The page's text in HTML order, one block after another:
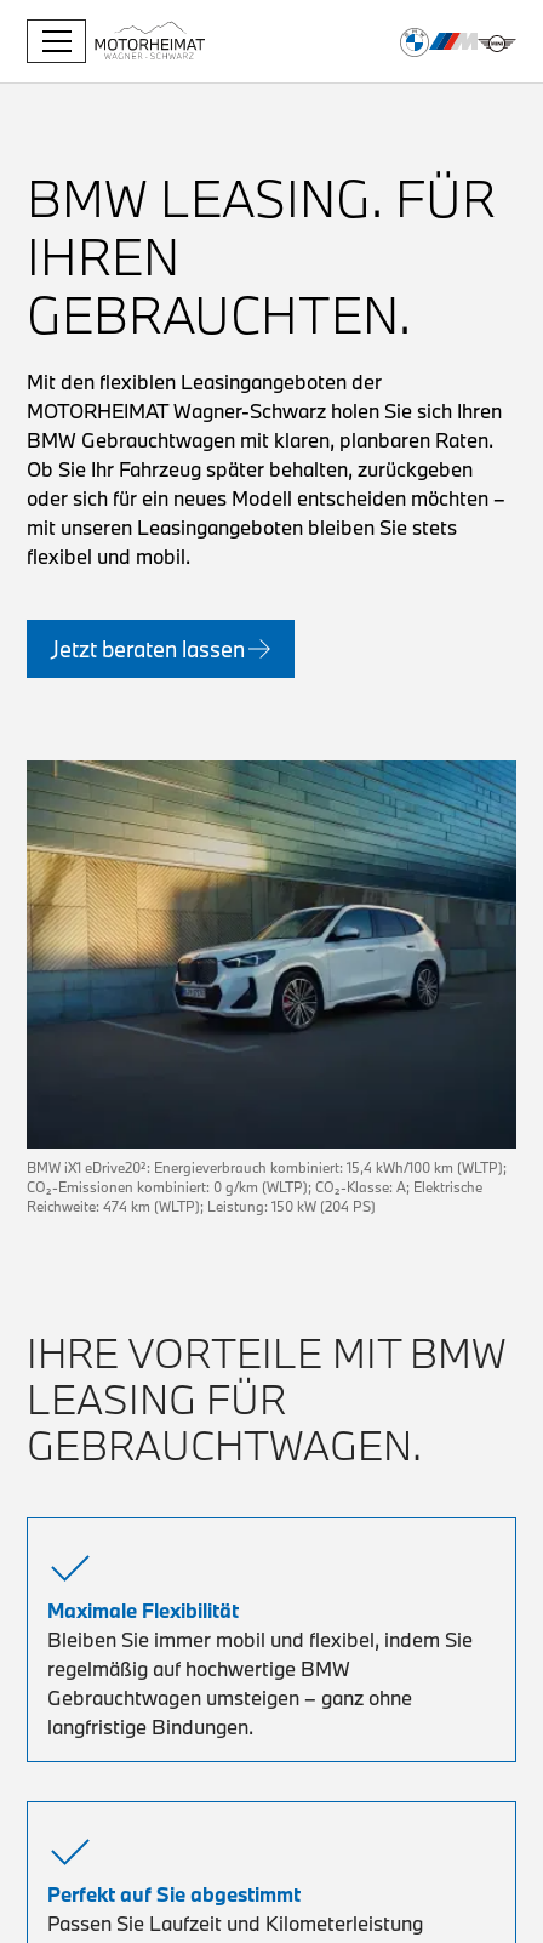
BMW LEASING. FÜR
IHREN
GEBRAUCHTEN.
Mit den flexiblen Leasingangeboten der
MOTORHEIMAT Wagner-Schwarz holen Sie sich Ihren
BMW Gebrauchtwagen mit klaren, planbaren Raten.
Ob Sie Ihr Fahrzeug später behalten, zurückgeben
oder sich für ein neues Modell entscheiden möchten –
mit unseren Leasingangeboten bleiben Sie stets
flexibel und mobil.
Jetzt beraten lassen
BMW iX1 eDrive20²: Energieverbrauch kombiniert: 15,4 kWh/100 km (WLTP);
CO₂-Emissionen kombiniert: 0 g/km (WLTP); CO₂-Klasse: A; Elektrische
Reichweite: 474 km (WLTP); Leistung: 150 kW (204 PS)
IHRE VORTEILE MIT BMW
LEASING FÜR
GEBRAUCHTWAGEN.
Maximale Flexibilität
Bleiben Sie immer mobil und flexibel, indem Sie
regelmäßig auf hochwertige BMW
Gebrauchtwagen umsteigen – ganz ohne
langfristige Bindungen.
Perfekt auf Sie abgestimmt
Passen Sie Laufzeit und Kilometerleistung